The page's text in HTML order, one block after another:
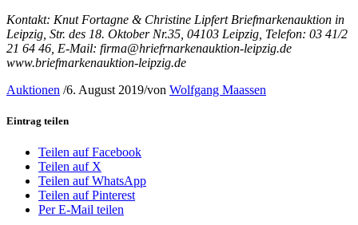
Kontakt: Knut Fortagne & Christine Lipfert Briefmarkenauktion in
Leipzig, Str. des 18. Oktober Nr.35, 04103 Leipzig, Telefon: 03 41/2
21 64 46, E-Mail: firma@hriefrnarkenauktion-leipzig.de
www.briefmarkenauktion-leipzig.de
Auktionen /6. August 2019/von Wolfgang Maassen
Eintrag teilen
Teilen auf Facebook
Teilen auf X
Teilen auf WhatsApp
Teilen auf Pinterest
Per E-Mail teilen